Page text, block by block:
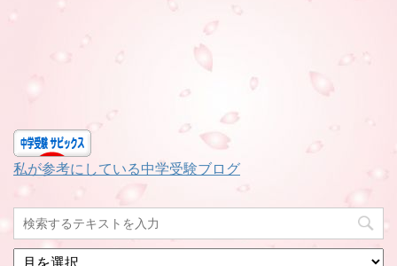
私が参考にしている中学受験ブログ
月